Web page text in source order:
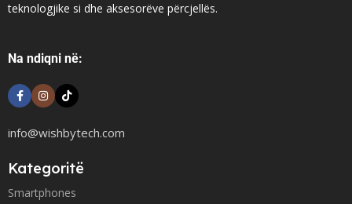
teknologjike si dhe aksesorëve përcjellës.
Na ndiqni në:
info@wishbytech.com
Kategoritë
Smartphones